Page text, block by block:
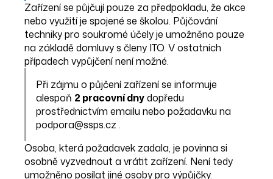
Zařízení se půjčují pouze za předpokladu, že akce
nebo využití je spojené se školou. Půjčování
techniky pro soukromé účely je umožněno pouze
na základě domluvy s členy ITO. V ostatních
případech vypůjčení není možné.
Při zájmu o půjčení zařízení se informuje
alespoň 2 pracovní dnydopředu
prostřednictvím emailu nebo požadavku na
podpora@ssps.cz .
Osoba, která požadavek zadala, je povinna si
osobně vyzvednout a vrátit zařízení. Není tedy
umožněno posílat jiné osoby pro výpůjčky.